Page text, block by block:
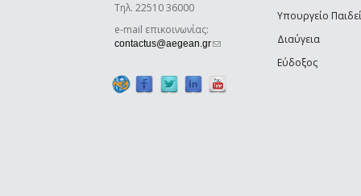
Τηλ. 22510 36000
e-mail επικοινωνίας:
contactus@aegean.gr(link sends e-mail)
Υπουργείο
Διαύγεια
Εύδοξος